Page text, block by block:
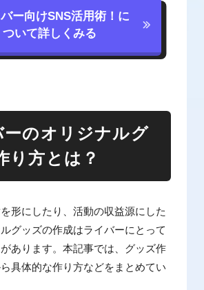
ー向けSNS活用術！に
ついて詳しくみる
ーのオリジナルグ
り方とは？
形にしたり、活動の収益源にした
グッズの作成はライバーにとって
あります。本記事では、グッズ作
具体的な作り方などをまとめてい